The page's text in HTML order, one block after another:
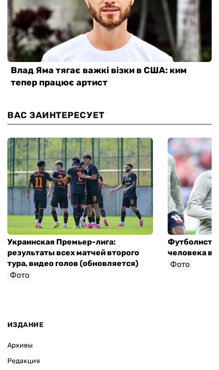
ВАС ЗАИНТЕРЕСУЕТ
Украинская Премьер-лига:
результаты всех матчей второго
тура, видео голов (обновляется)
Фото
Футболист
человека в
Фото
ИЗДАНИЕ
Архивы
Редакция